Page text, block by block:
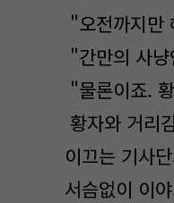
"오전까지만
"간만의 사
"물론이죠.
황자와 거리
이끄는 기사
서슴없이 이